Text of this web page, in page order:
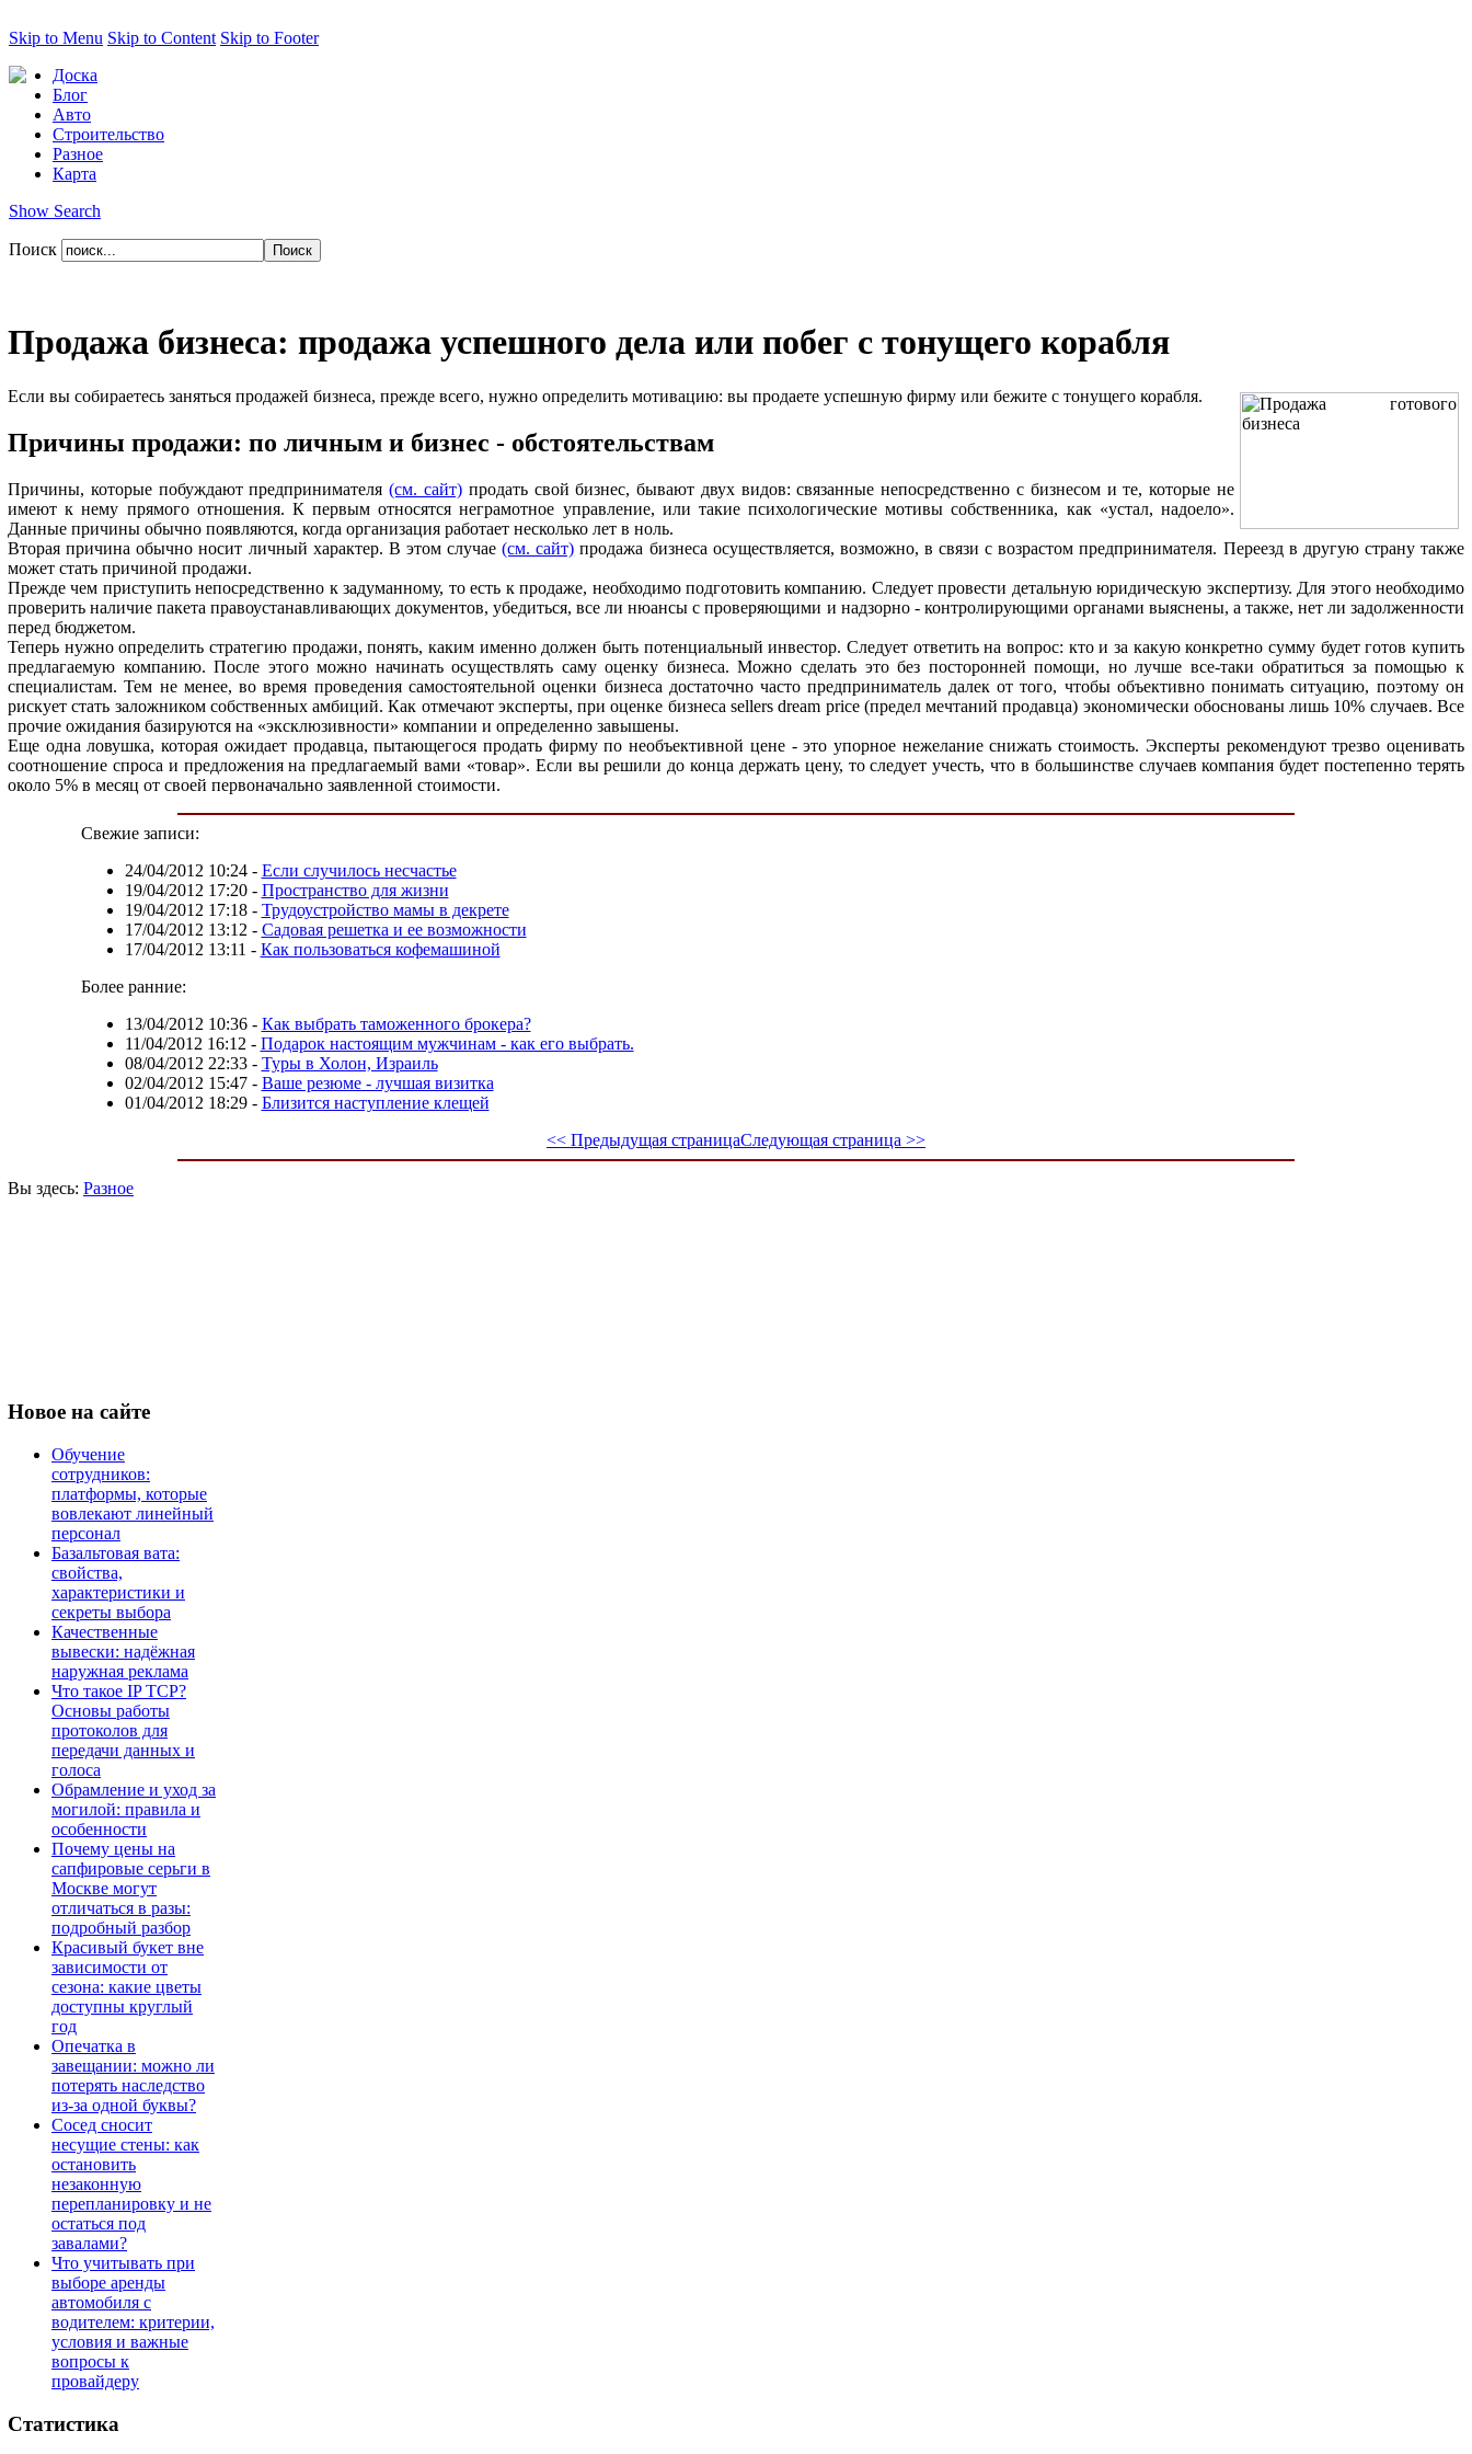
Skip to Menu Skip to Content Skip to Footer
Доска
Блог
Авто
Строительство
Разное
Карта
Show Search
Поиск
Продажа бизнеса: продажа успешного дела или побег с тонущего корабля
Если вы собираетесь заняться продажей бизнеса, прежде всего, нужно определить мотивацию: вы продаете успешную фирму или бежите с тонущего корабля.
Причины продажи: по личным и бизнес - обстоятельствам
Причины, которые побуждают предпринимателя(см. сайт)продать свой бизнес, бывают двух видов: связанные непосредственно с бизнесом и те, которые не
имеют к нему прямого отношения. К первым относятся неграмотное управление, или такие психологические мотивы собственника, как «устал, надоело».
Данные причины обычно появляются, когда организация работает несколько лет в ноль.
Вторая причина обычно носит личный характер. В этом случае(см. сайт) продажа бизнеса осуществляется, возможно, в связи с возрастом предпринимателя. Переезд в другую страну также
может стать причиной продажи.
Прежде чем приступить непосредственно к задуманному, то есть к продаже, необходимо подготовить компанию. Следует провести детальную юридическую экспертизу. Для этого необходимо
проверить наличие пакета правоустанавливающих документов, убедиться, все ли нюансы с проверяющими и надзорно - контролирующими органами выяснены, а также, нет ли задолженности
перед бюджетом.
Теперь нужно определить стратегию продажи, понять, каким именно должен быть потенциальный инвестор. Следует ответить на вопрос: кто и за какую конкретно сумму будет готов купить
предлагаемую компанию. После этого можно начинать осуществлять саму оценку бизнеса. Можно сделать это без посторонней помощи, но лучше все-таки обратиться за помощью к
специалистам. Тем не менее, во время проведения самостоятельной оценки бизнеса достаточно часто предприниматель далек от того, чтобы объективно понимать ситуацию, поэтому он
рискует стать заложником собственных амбиций. Как отмечают эксперты, при оценке бизнеса sellers dream price (предел мечтаний продавца) экономически обоснованы лишь 10% случаев. Все
прочие ожидания базируются на «эксклюзивности» компании и определенно завышены.
Еще одна ловушка, которая ожидает продавца, пытающегося продать фирму по необъективной цене - это упорное нежелание снижать стоимость. Эксперты рекомендуют трезво оценивать
соотношение спроса и предложения на предлагаемый вами «товар». Если вы решили до конца держать цену, то следует учесть, что в большинстве случаев компания будет постепенно терять
около 5% в месяц от своей первоначально заявленной стоимости.
Свежие записи:
24/04/2012 10:24- Если случилось несчастье
19/04/2012 17:20- Пространство для жизни
19/04/2012 17:18- Трудоустройство мамы в декрете
17/04/2012 13:12 - Садовая решетка и ее возможности
17/04/2012 13:11 - Как пользоваться кофемашиной
Более ранние:
13/04/2012 10:36- Как выбрать таможенного брокера?
11/04/2012 16:12 - Подарок настоящим мужчинам - как его выбрать.
08/04/2012 22:33- Туры в Холон, Израиль
02/04/2012 15:47- Ваше резюме - лучшая визитка
01/04/2012 18:29- Близится наступление клещей
<< Предыдущая страницаСледующая страница >>
Вы здесь: Разное
Новое на сайте
Обучение
сотрудников:
платформы, которые
вовлекают линейный
персонал
Базальтовая вата:
свойства,
характеристики и
секреты выбора
Качественные
вывески: надёжная
наружная реклама
Что такое IP TCP?
Основы работы
протоколов для
передачи данных и
голоса
Обрамление и уход за
могилой: правила и
особенности
Почему цены на
сапфировые серьги в
Москве могут
отличаться в разы:
подробный разбор
Красивый букет вне
зависимости от
сезона: какие цветы
доступны круглый
год
Опечатка в
завещании: можно ли
потерять наследство
из-за одной буквы?
Сосед сносит
несущие стены: как
остановить
незаконную
перепланировку и не
остаться под
завалами?
Что учитывать при
выборе аренды
автомобиля с
водителем: критерии,
условия и важные
вопросы к
провайдеру
Статистика